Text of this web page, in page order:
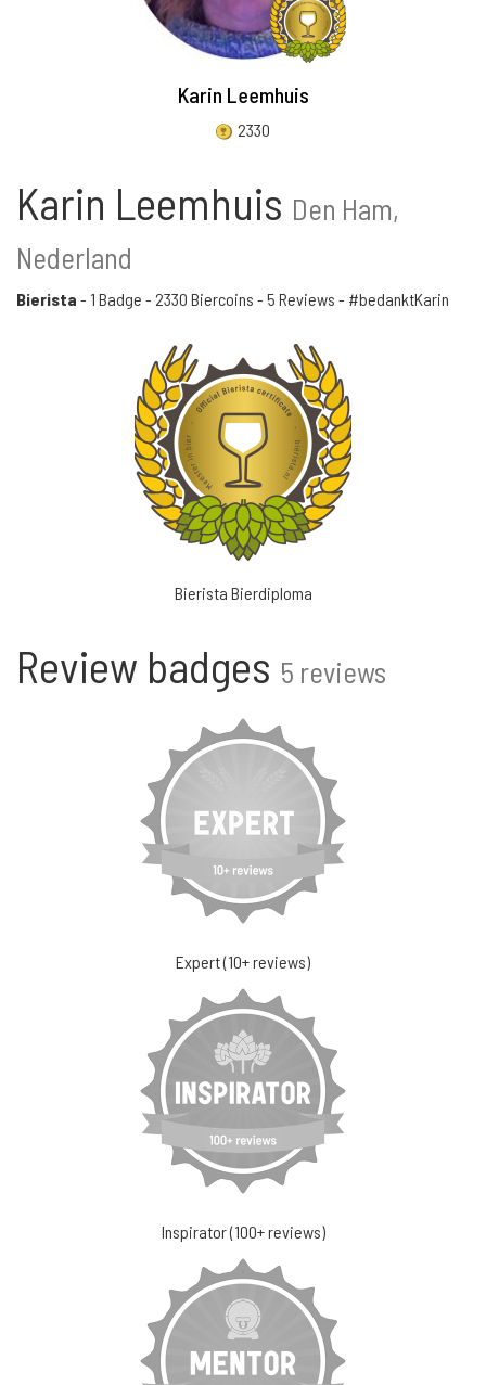
Karin Leemhuis
2330
Karin Leemhuis Den Ham,
Nederland
Bierista - 1 Badge - 2330 Biercoins - 5 Reviews - #bedanktKarin
Bierista Bierdiploma
Review badges 5 reviews
Expert (10+ reviews)
Inspirator (100+ reviews)